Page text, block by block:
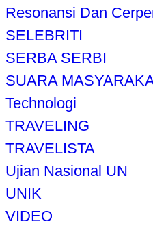
Resonansi Dan
SELEBRITI
SERBA SERBI
SUARA
Technologi
TRAVELING
TRAVELISTA
Ujian Nasional UN
UNIK
VIDEO